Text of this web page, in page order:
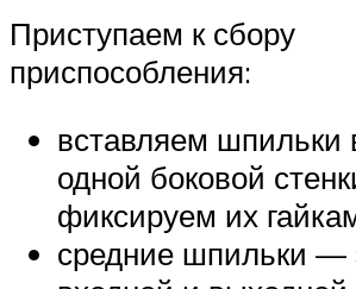
Приступаем к сбору
приспособления:
вставляем шпильки
одной боковой
фиксируем их
средние шпильки —